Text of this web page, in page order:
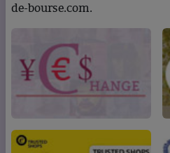
de-bourse.com.